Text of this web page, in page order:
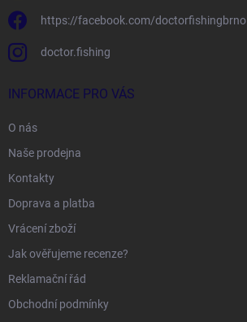
https://facebook.com/doctorfishingbrno
doctor.fishing
INFORMACE PRO VÁS
O nás
Naše prodejna
Kontakty
Doprava a platba
Vrácení zboží
Jak ověřujeme recenze?
Reklamační řád
Obchodní podmínky